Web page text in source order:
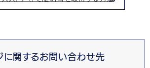
に関するお問い合わせ先